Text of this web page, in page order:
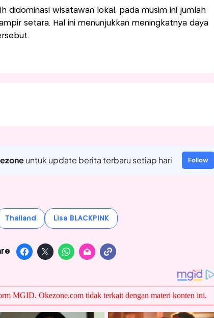
didominasi wisatawan lokal, pada musim ini jumlah
setara. Hal ini menunjukkan meningkatnya daya
untuk update berita terbaru setiap hari Follow
Thailand Lisa BLACKPINK